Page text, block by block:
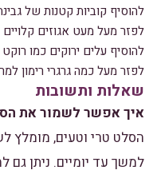
להוסיף קוביות קטנות של
לפזר מעל מעט אגוזים
להוסיף עלים ירוקים כמו
לפזר מעל כמה גרגרי רימון
שאלות ותשובות
איך אפשר לשמור את
הסלט טרי וטעים, מומלץ
למשך עד יומיים. ניתן גם